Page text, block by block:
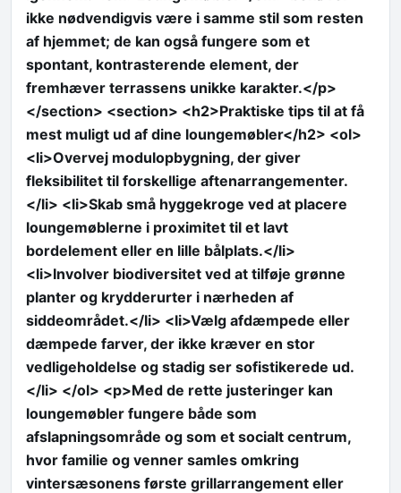
ikke nødvendigvis være i samme stil som resten
af hjemmet; de kan også fungere som et
spontant, kontrasterende element, der
fremhæver terrassens unikke karakter.</p>
</section> <section> <h2>Praktiske tips til at få
mest muligt ud af dine loungemøbler</h2> <ol>
<li>Overvej modulopbygning, der giver
fleksibilitet til forskellige aftenarrangementer.
</li> <li>Skab små hyggekroge ved at placere
loungemøblerne i proximitet til et lavt
bordelement eller en lille bålplats.</li>
<li>Involver biodiversitet ved at tilføje grønne
planter og krydderurter i nærheden af
siddeområdet.</li> <li>Vælg afdæmpede eller
dæmpede farver, der ikke kræver en stor
vedligeholdelse og stadig ser sofistikerede ud.
</li> </ol> <p>Med de rette justeringer kan
loungemøbler fungere både som
afslapningsområde og som et socialt centrum,
hvor familie og venner samles omkring
vintersæsonens første grillarrangement eller